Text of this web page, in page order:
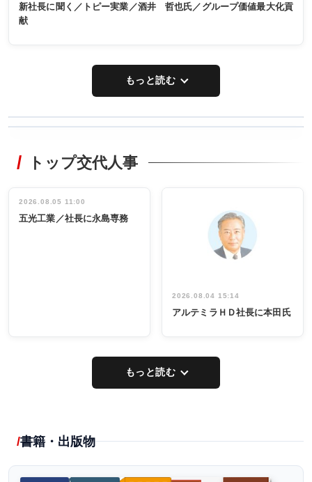
新社長に聞く／トピー実業／酒井 哲也氏／グループ価値最大化貢
献
もっと読む
非鉄業界で
インタビュ
ー／社内ア
タックトレー
祝う 業界関
係者ら220人
出席
トップ交代人事
2026.08.05 11:00
五光工業／社長に永島専務
2026.08.04 15:14
アルテミラＨＤ社長に本田氏
もっと読む
書籍・出版物